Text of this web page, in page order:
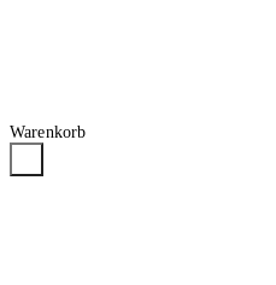
Warenkorb